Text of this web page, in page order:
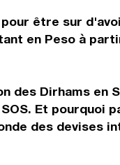
être sur
en Peso à
des Dirhams en
Et pourquoi
des devises